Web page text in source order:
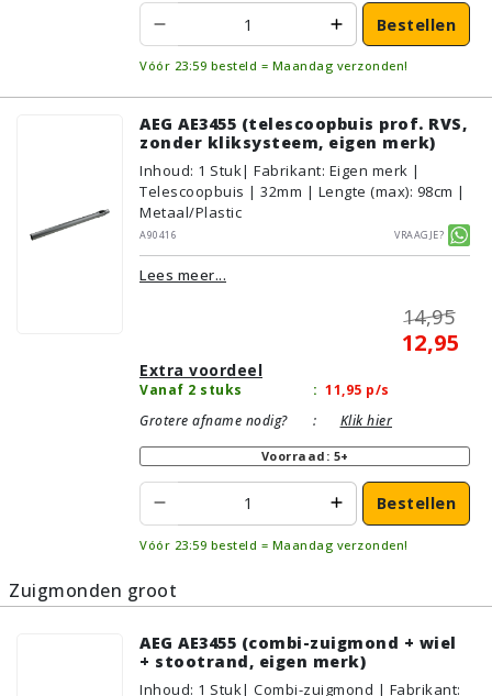
Bestellen
Vóór 23:59 besteld = Maandag verzonden!
AEG AE3455 (telescoopbuis prof. RVS,
zonder kliksysteem, eigen merk)
Inhoud: 1 Stuk| Fabrikant: Eigen merk |
Telescoopbuis | 32mm | Lengte (max): 98cm |
Metaal/Plastic
A90416
Vraagje?
Lees meer...
14,95
12,95
Extra voordeel
Vanaf 2 stuks : 11,95 p/s
Grotere afname nodig?
: Klik hier
Voorraad: 5+
Bestellen
Vóór 23:59 besteld = Maandag verzonden!
Zuigmonden groot
AEG AE3455 (combi-zuigmond + wiel
+ stootrand, eigen merk)
Inhoud: 1 Stuk| Combi-zuigmond | Fabrikant: